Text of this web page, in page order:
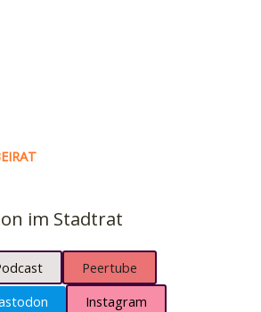
im Stadtrat
Peertube
Instagram